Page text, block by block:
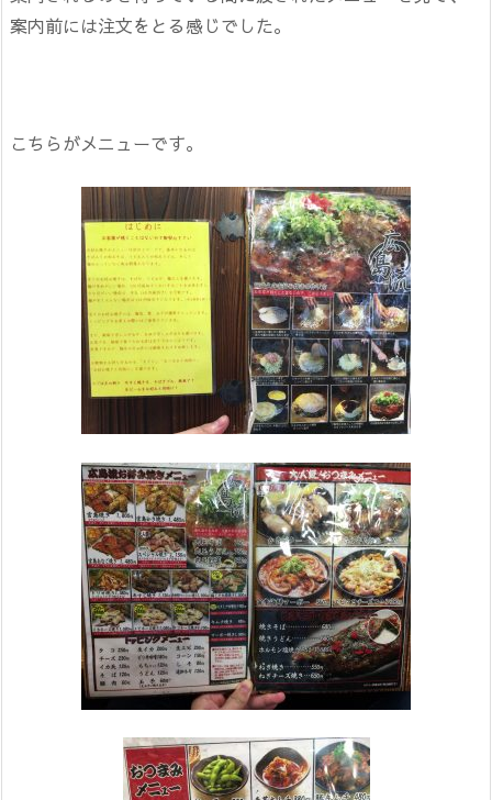
案内前には注文をとる感じでした。
こちらがメニューです。